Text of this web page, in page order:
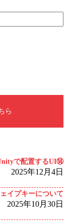
ら
で配置するUI⑭
2025年12月4日
イプキーについて
2025年10月30日